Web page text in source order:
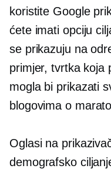
koristite Google
ćete imati opciju
se prikazuju na
primjer, tvrtka koja
mogla bi prikazati
blogovima o
Oglasi na
demografsko